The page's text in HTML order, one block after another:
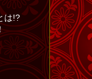
は!?